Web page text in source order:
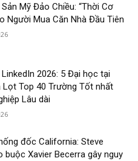
Mỹ Đảo Chiều: “Thời Cơ
Người Mua Căn Nhà Đầu Tiên
LinkedIn 2026: 5 Đại học tại
Lọt Top 40 Trường Tốt nhất
Lâu dài
đốc California: Steve
buộc Xavier Becerra gây nguy